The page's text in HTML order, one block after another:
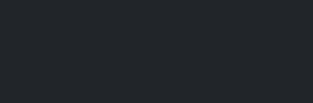
u ofertas están disponibles a través de
una compra a través de estos enlaces,